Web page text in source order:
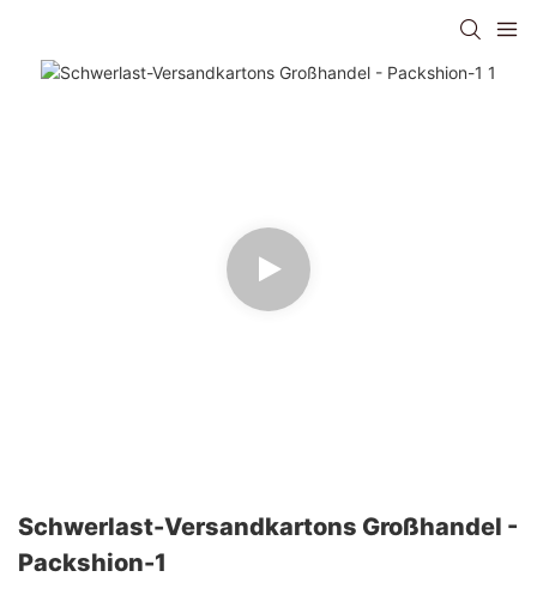
Schwerlast-Versandkartons Großhandel -
Packshion-1